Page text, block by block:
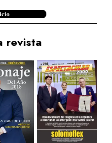
revista